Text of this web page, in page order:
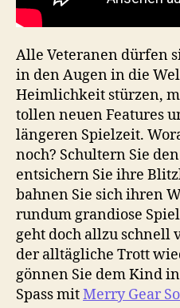
Alle Veteranen dürfen
in den Augen in die
Heimlichkeit stürzen,
tollen neuen Features
längeren Spielzeit.
noch? Schultern Sie
entsichern Sie ihre
bahnen Sie sich ihren
rundum grandiose
geht doch allzu schnell
der alltägliche Trott
gönnen Sie dem Kind
Spass mitMerry Gear